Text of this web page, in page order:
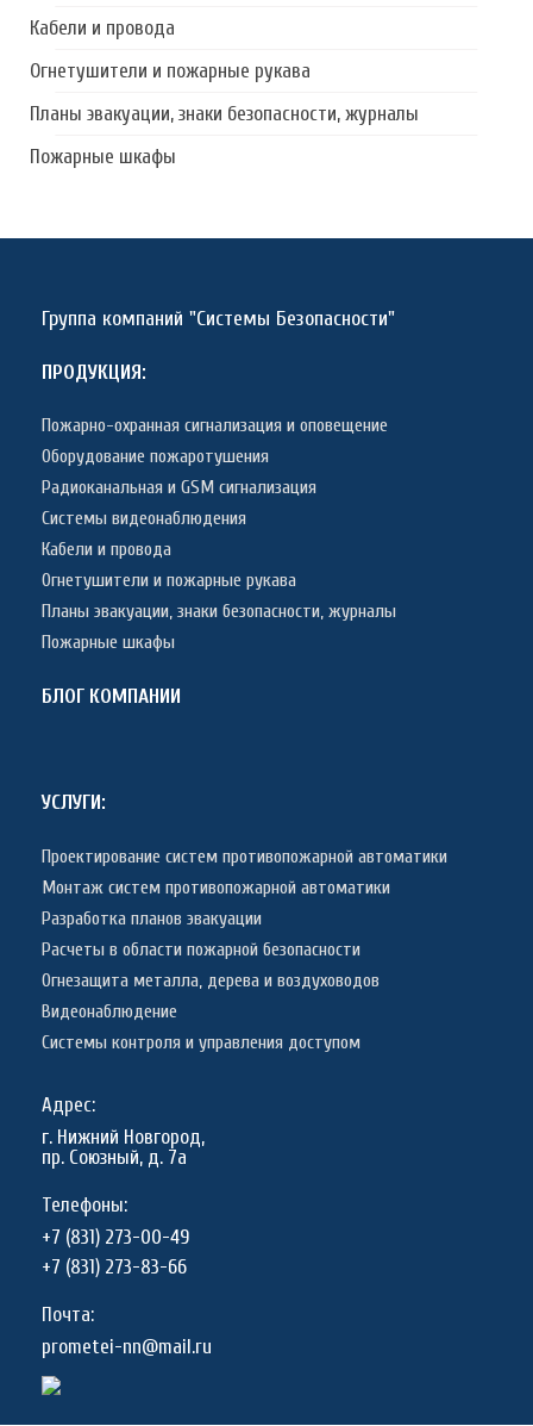
Кабели и провода
Огнетушители и пожарные рукава
Планы эвакуации, знаки безопасности, журналы
Пожарные шкафы
Группа компаний "Системы Безопасности"
ПРОДУКЦИЯ:
Пожарно-охранная сигнализация и оповещение
Оборудование пожаротушения
Радиоканальная и GSM сигнализация
Системы видеонаблюдения
Кабели и провода
Огнетушители и пожарные рукава
Планы эвакуации, знаки безопасности, журналы
Пожарные шкафы
БЛОГ КОМПАНИИ
УСЛУГИ:
Проектирование систем противопожарной автоматики
Монтаж систем противопожарной автоматики
Разработка планов эвакуации
Расчеты в области пожарной безопасности
Огнезащита металла, дерева и воздуховодов
Видеонаблюдение
Системы контроля и управления доступом
Адрес:
г. Нижний Новгород,
пр. Союзный, д. 7а
Телефоны:
+7 (831) 273-00-49
+7 (831) 273-83-66
Почта:
prometei-nn@mail.ru